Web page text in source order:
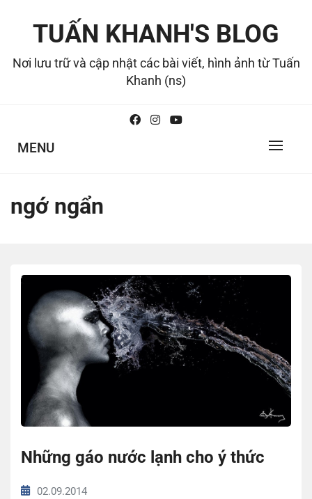
TUẤN KHANH'S BLOG
Nơi lưu trữ và cập nhật các bài viết, hình ảnh từ Tuấn
Khanh (ns)
MENU
ngớ ngẩn
Những gáo nước lạnh cho ý thức
02.09.2014